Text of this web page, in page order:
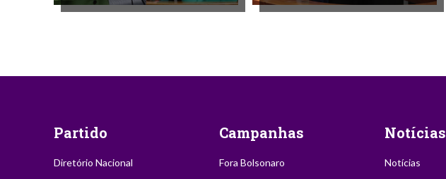
Partido
Diretório Nacional
Campanhas
Fora Bolsonaro
Notícias
Notícias